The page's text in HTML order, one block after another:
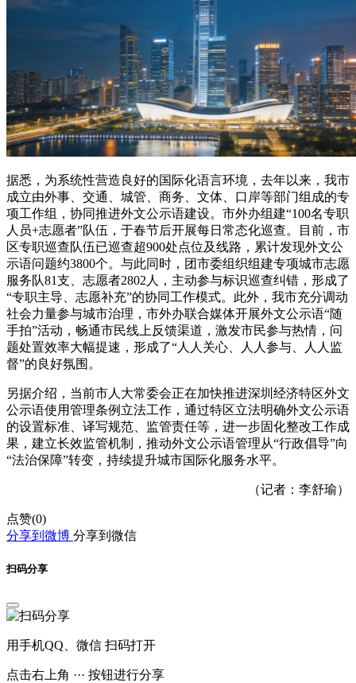
据悉，为系统性营造良好的国际化语言环境，去年以来，我市
成立由外事、交通、城管、商务、文体、口岸等部门组成的专
项工作组，协同推进外文公示语建设。市外办组建“100名专职
人员+志愿者”队伍，于春节后开展每日常态化巡查。目前，市
区专职巡查队伍已巡查超900处点位及线路，累计发现外文公
示语问题约3800个。与此同时，团市委组织组建专项城市志愿
服务队81支、志愿者2802人，主动参与标识巡查纠错，形成了
“专职主导、志愿补充”的协同工作模式。此外，我市充分调动
社会力量参与城市治理，市外办联合媒体开展外文公示语“随
手拍”活动，畅通市民线上反馈渠道，激发市民参与热情，问
题处置效率大幅提速，形成了“人人关心、人人参与、人人监
督”的良好氛围。
另据介绍，当前市人大常委会正在加快推进深圳经济特区外文
公示语使用管理条例立法工作，通过特区立法明确外文公示语
的设置标准、译写规范、监管责任等，进一步固化整改工作成
果，建立长效监管机制，推动外文公示语管理从“行政倡导”向
“法治保障”转变，持续提升城市国际化服务水平。
（记者：李舒瑜）
点赞(0)
分享到微博 分享到微信
扫码分享
用手机QQ、微信 扫码打开
点击右上角 ··· 按钮进行分享